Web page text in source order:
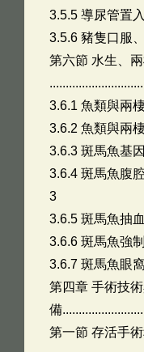
3.5.5 導尿管置
3.5.6 豬隻口服
第六節 水生、
3.6.1 魚類與兩
3.6.2 魚類與兩
3.6.3 斑馬魚基
3.6.4 斑馬魚腹
3
3.6.5 斑馬魚抽
3.6.6 斑馬魚強
3.6.7 斑馬魚眼
第四章 手術技
備
第一節 存活手